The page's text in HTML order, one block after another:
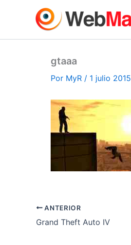
gtaaa
Por MyR / 1 julio 2015
ANTERIOR
Grand Theft Auto IV